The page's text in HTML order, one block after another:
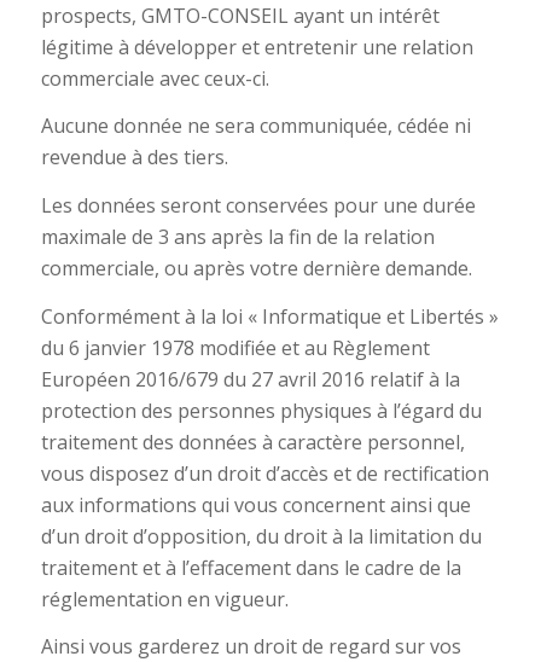
prospects, GMTO-CONSEIL ayant un intérêt
légitime à développer et entretenir une relation
commerciale avec ceux-ci.
Aucune donnée ne sera communiquée, cédée ni
revendue à des tiers.
Les données seront conservées pour une durée
maximale de 3 ans après la fin de la relation
commerciale, ou après votre dernière demande.
Conformément à la loi « Informatique et Libertés »
du 6 janvier 1978 modifiée et au Règlement
Européen 2016/679 du 27 avril 2016 relatif à la
protection des personnes physiques à l’égard du
traitement des données à caractère personnel,
vous disposez d’un droit d’accès et de rectification
aux informations qui vous concernent ainsi que
d’un droit d’opposition, du droit à la limitation du
traitement et à l’effacement dans le cadre de la
réglementation en vigueur.
Ainsi vous garderez un droit de regard sur vos